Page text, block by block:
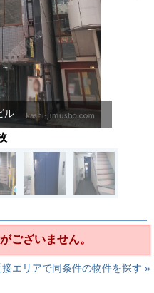
ル
ございません。
接エリアで同条件の物件を探す »